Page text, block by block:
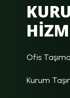
Ofis
Kurum